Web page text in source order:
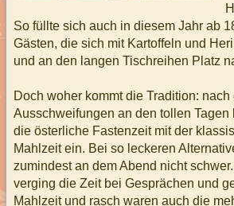
So füllte sich auch in diesem Jahr ab
Gästen, die sich mit Kartoffeln und
und an den langen Tischreihen Platz
Doch woher kommt die Tradition: nach
Ausschweifungen an den tollen Tagen
die österliche Fastenzeit mit der
Mahlzeit ein. Bei so leckeren
zumindest an dem Abend nicht
verging die Zeit bei Gesprächen und
Mahlzeit und rasch waren auch die